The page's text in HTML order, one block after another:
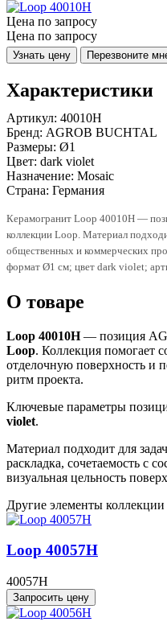
Цена по запросу
Цена по запросу
Узнать цену Перезвоните
Характеристики
Артикул: 40010H
Бренд: AGROB BUCHTAL
Размеры: Ø1
Цвет: dark violet
Назначение: Mosaic
Страна: Германия
Керамогранит Loop 40010H —
коллекции Loop. Материал
общественных и коммерческих
формат Ø1 см; цвет dark violet;
О товаре
Loop 40010H— позиция
Loop. Коллекция помогает
отделочную поверхность и
ритм проекта.
Ключевые параметры
violet.
Материал подходит для
раскладка, сочетаемость с
визуальная цельность
Другие элементы коллекции
Loop 40057H
40057H
Запросить цену